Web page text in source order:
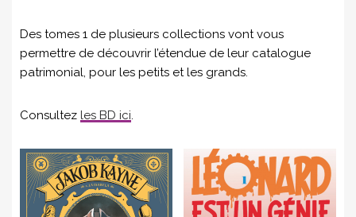
Des tomes 1 de plusieurs collections vont vous
permettre de découvrir l’étendue de leur catalogue
patrimonial, pour les petits et les grands.
Consultez les BD ici.